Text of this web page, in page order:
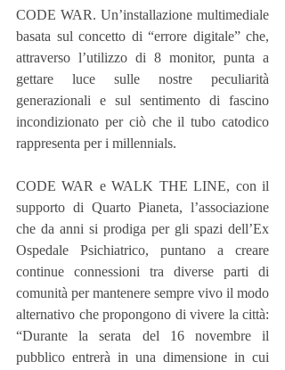
CODE WAR. Un’installazione multimediale
basata sul concetto di “errore digitale” che,
attraverso l’utilizzo di 8 monitor, punta a
gettare luce sulle nostre peculiarità
generazionali e sul sentimento di fascino
incondizionato per ciò che il tubo catodico
rappresenta per i millennials.
CODE WAR e WALK THE LINE, con il
supporto di Quarto Pianeta, l’associazione
che da anni si prodiga per gli spazi dell’Ex
Ospedale Psichiatrico, puntano a creare
continue connessioni tra diverse parti di
comunità per mantenere sempre vivo il modo
alternativo che propongono di vivere la città:
“Durante la serata del 16 novembre il
pubblico entrerà in una dimensione in cui